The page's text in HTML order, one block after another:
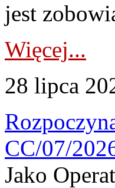
jest
Więcej...
28 lipca
CC/07/
Jako